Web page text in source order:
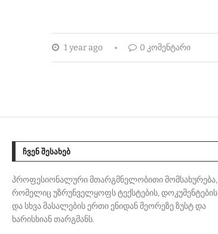
1 year ago 0 კომენტარი
ᲩᲕᲔᲜ ᲨᲔᲡᲐᲮᲔᲑ
პროფესიონალური მთარგმნელობითი მომსახურება,
რომელიც უზრუნველყოფს ტექსტების, დოკუმენტების
და სხვა მასალების ერთი ენიდან მეორეზე ზუსტ და
ხარისხიან თარგმანს.